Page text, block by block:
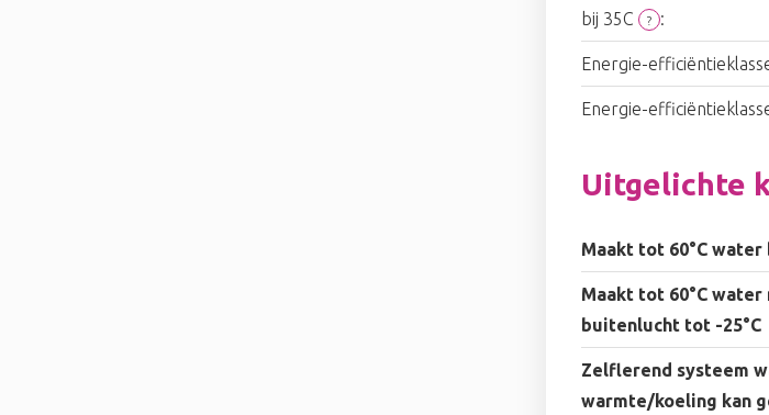
bij 35C
? :
Energie-
Energie-
Uitgelichte
Maakt tot 60°C
Maakt tot 60°C
buitenlucht tot -25°C
Zelflerend systeem
warmte/koeling kan